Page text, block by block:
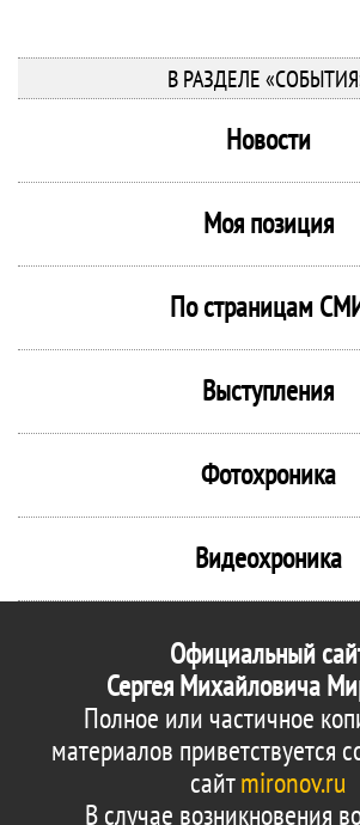
В РАЗДЕЛЕ
Новости
Моя позиция
По страницам
Выступления
Фотохроника
Видеохроника
Официальный
Сергея Михайловича
Полное или частичное
материалов приветствуется
сайтmironov.ru
В случае возникновения